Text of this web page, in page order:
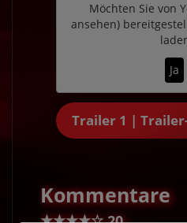
Möchten Sie von
ansehen)
Ja
Trailer 1 | Trailer-
Kommentare